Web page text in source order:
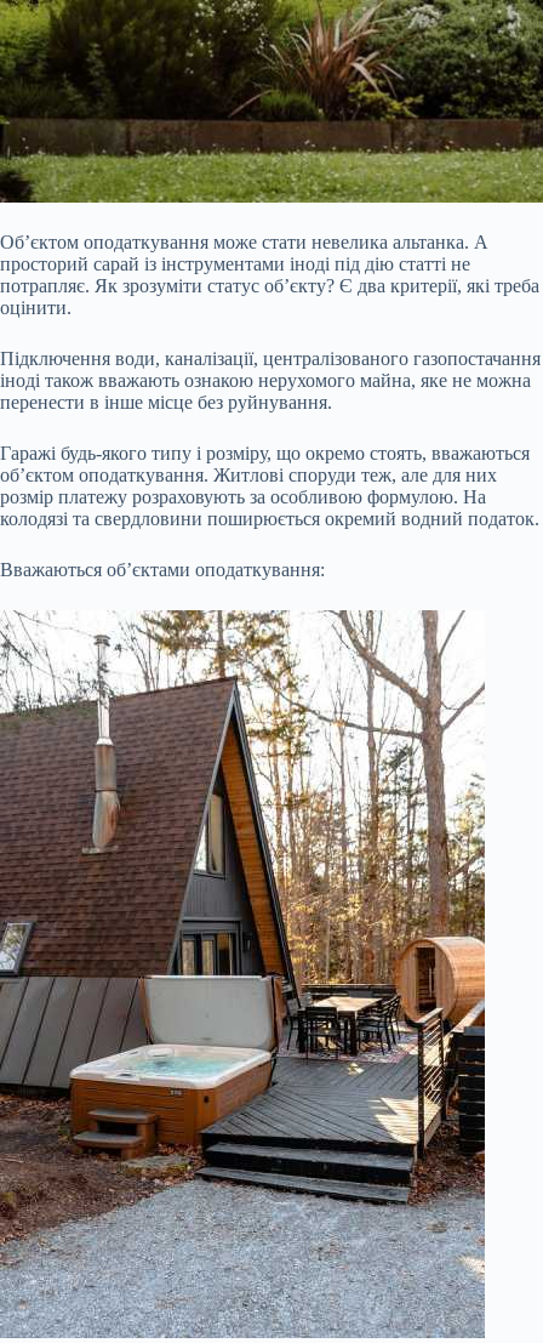
Об’єктом оподаткування може стати невелика альтанка. А
просторий сарай із інструментами іноді під дію статті не
потрапляє. Як зрозуміти статус об’єкту? Є два критерії, які треба
оцінити.
Підключення води, каналізації, централізованого газопостачання
іноді також вважають ознакою нерухомого майна, яке не можна
перенести в інше місце без руйнування.
Гаражі будь-якого типу і розміру, що окремо стоять, вважаються
об’єктом оподаткування. Житлові споруди теж, але для них
розмір платежу розраховують за особливою формулою. На
колодязі та свердловини поширюється окремий водний податок.
Вважаються об’єктами оподаткування: